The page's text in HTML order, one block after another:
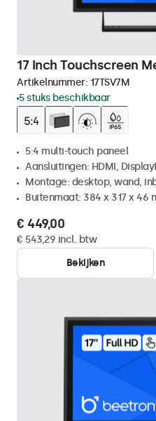
17 Inch Touchscreen
Artikelnummer: 17TSV7M
5 stuks beschikbaar
5:4 multi-touch paneel
Aansluitingen: HDMI,
Montage: desktop, wand,
Buitenmaat: 384 x 317 x 46
€ 449,00
€ 543,29 incl. btw
Bekijken